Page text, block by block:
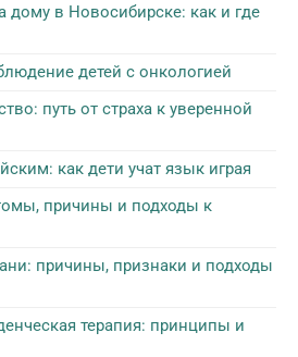
дому в Новосибирске: как и где
детей с онкологией
путь от страха к уверенной
как дети учат язык играя
причины и подходы к
причины, признаки и подходы
терапия: принципы и